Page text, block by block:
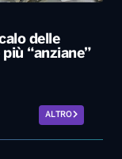
delle
“anziane”
ALTRO